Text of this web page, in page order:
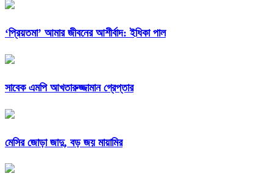
‘প্রিয়তমা’ আমার জীবনের আশীর্বাদ: ইধিকা পাল
সাবেক এমপি আখতারুজ্জামান গ্রেপ্তার
মেসির জোড়া জাদু, বড় জয় মায়ামির